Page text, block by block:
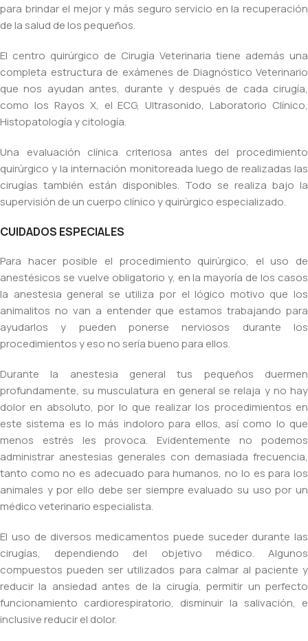
para brindar el mejor y más seguro servicio en la recuperación
de la salud de los pequeños.
El centro quirúrgico de Cirugía Veterinaria tiene además una
completa estructura de exámenes de Diagnóstico Veterinario
que nos ayudan antes, durante y después de cada cirugía,
como los Rayos X, el ECG, Ultrasonido, Laboratorio Clínico,
Histopatología y citología.
Una evaluación clínica criteriosa antes del procedimiento
quirúrgico y la internación monitoreada luego de realizadas las
cirugías también están disponibles. Todo se realiza bajo la
supervisión de un cuerpo clínico y quirúrgico especializado.
CUIDADOS ESPECIALES
Para hacer posible el procedimiento quirúrgico, el uso de
anestésicos se vuelve obligatorio y, en la mayoría de los casos
la anestesia general se utiliza por el lógico motivo que los
animalitos no van a entender que estamos trabajando para
ayudarlos y pueden ponerse nerviosos durante los
procedimientos y eso no sería bueno para ellos.
Durante la anestesia general tus pequeños duermen
profundamente, su musculatura en general se relaja y no hay
dolor en absoluto, por lo que realizar los procedimientos en
este sistema es lo más indoloro para ellos, así como lo que
menos estrés les provoca. Evidentemente no podemos
administrar anestesias generales con demasiada frecuencia,
tanto como no es adecuado para humanos, no lo es para los
animales y por ello debe ser siempre evaluado su uso por un
médico veterinario especialista.
El uso de diversos medicamentos puede suceder durante las
cirugías, dependiendo del objetivo médico. Algunos
compuestos pueden ser utilizados para calmar al paciente y
reducir la ansiedad antes de la cirugía, permitir un perfecto
funcionamiento cardiorespiratorio, disminuir la salivación, e
inclusive reducir el dolor.